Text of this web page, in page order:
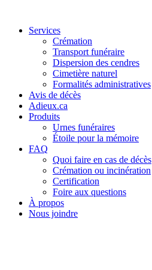
Services
Crémation
Transport funéraire
Dispersion des cendres
Cimetière naturel
Formalités administratives
Avis de décès
Adieux.ca
Produits
Urnes funéraires
Étoile pour la mémoire
FAQ
Quoi faire en cas de décès
Crémation ou incinération
Certification
Foire aux questions
À propos
Nous joindre